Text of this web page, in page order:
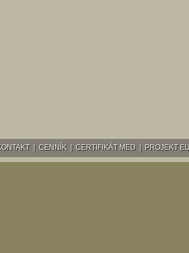
| CENNÍK | CERTIFIKÁT MED | PROJEKT